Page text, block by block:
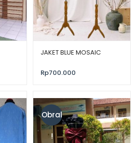
JAKET BLUE MOSAIC
Rp700.000
Obral
!